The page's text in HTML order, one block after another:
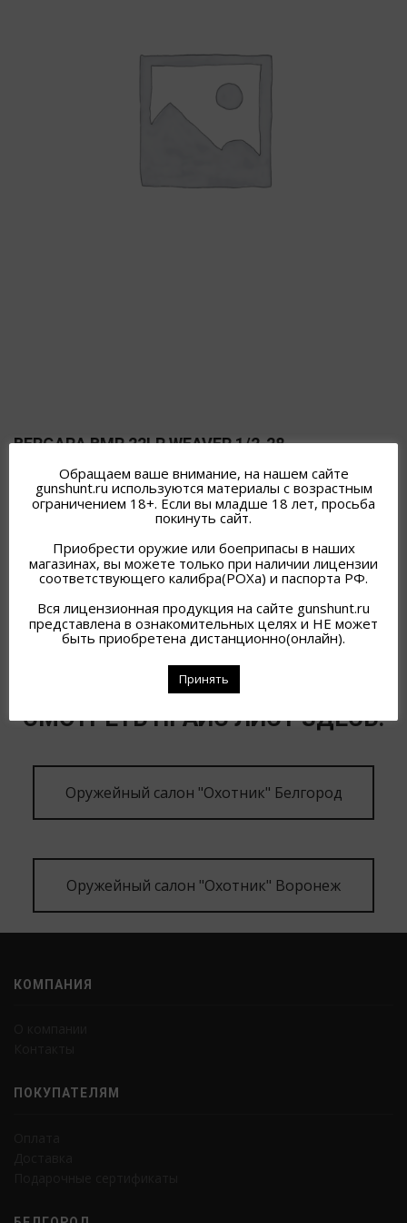
BERGARA BMR 22LR WEAVER 1/2-28
165 000₽
НАЛИЧИЕ ОРУЖИЯ В ГОРОДАХ.
СМОТРЕТЬ ПРАЙС ЛИСТ ЗДЕСЬ:
Оружейный салон "Охотник" Белгород
Оружейный салон "Охотник" Воронеж
КОМПАНИЯ
ПОКУПАТЕЛЯМ
Обращаем ваше внимание, на нашем сайте
gunshunt.ru используются материалы с возрастным
ограничением 18+. Если вы младше 18 лет, просьба
покинуть сайт.
Приобрести оружие или боеприпасы в наших
магазинах, вы можете только при наличии лицензии
соответствующего калибра(РОХа) и паспорта РФ.
Вся лицензионная продукция на сайте gunshunt.ru
представлена в ознакомительных целях и НЕ может
быть приобретена дистанционно(онлайн).
Принять